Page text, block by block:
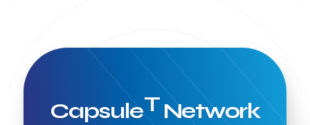
CapsuleTNetwork